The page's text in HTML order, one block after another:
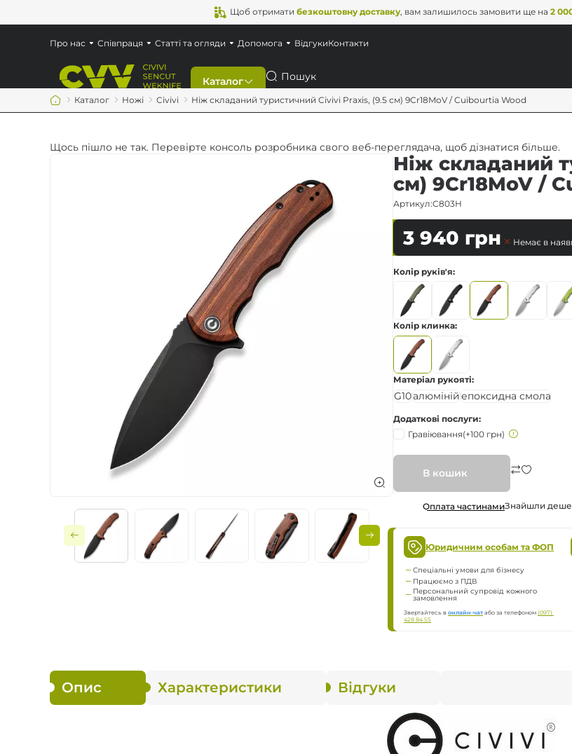
Щоб отриматибезкоштовну доставку, вам залишилось замовити ще на2
Каталог
Мультитули
Аксесуари
Ножі по типу замка
Ножі за призначенням
Пошук
Про нас Співпраця Статті та огляди Допомога ВідгукиКонтакти
Каталог Ножі Civivi Ніж складаний туристичний Civivi Praxis, (9.5 см) 9Cr18MoV / Cuibourtia Wood
Щось пішло не так. Перевірте консоль розробника свого веб-переглядача, щоб дізнатися більше.
Ніж складаний
см) 9Cr18MoV /
Артикул:C803H
3 940 грн Немає в
Колір руків'я
Колір клинка
Матеріал рукояті
G10алюмінійепоксидна смола
Додаткові послуги
Гравіювання(+100 грн)
В кошик
Оплата частинамиЗнайшли
Юридичним особам та ФОП
Спеціальні умови для бізнесу
Працюємо з ПДВ
Персональний супровід кожного
замовлення
Звертайтесь вонлайн-чат або за телефоном(097)
428 84 55
Опис Характеристики Відгуки